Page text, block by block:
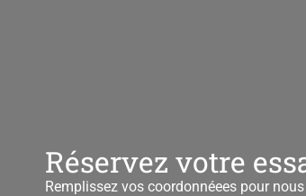
Réservez votre
Remplissez vos coordonnéees pour